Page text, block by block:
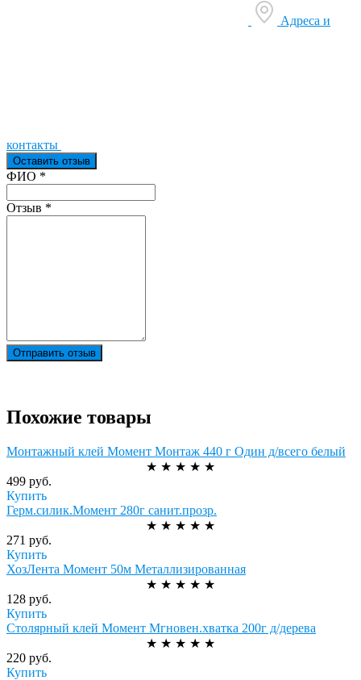
Адреса и
контакты
Оставить отзыв
Ваш отзыв был отправлен!
ФИО *
Отзыв *
Отправить отзыв
Похожие товары
Монтажный клей Момент Монтаж 440 г Один д/всего белый
★ ★ ★ ★ ★
499 руб.
Купить
Герм.силик.Момент 280г санит.прозр.
★ ★ ★ ★ ★
271 руб.
Купить
ХозЛента Момент 50м Металлизированная
★ ★ ★ ★ ★
128 руб.
Купить
Столярный клей Момент Мгновен.хватка 200г д/дерева
★ ★ ★ ★ ★
220 руб.
Купить